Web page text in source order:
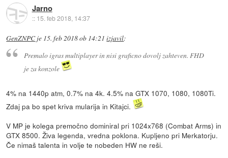
Jarno
:: 15. feb 2018, 14:37
GenZNPCje 15. feb 2018 ob 14:21 izjavil:
Premalo igras multiplayer in nisi graficno dovolj zahteven. FHD
je za konzole
4% na 1440p atm, 0.7% na 4k. 4.5% na GTX 1070, 1080, 1080Ti.
Zdaj pa bo spet kriva mularija in Kitajci.
V MP je kolega premočno dominiral pri 1024x768 (Combat Arms) in
GTX 8500. Živa legenda, vredna poklona. Kupljeno pri Merkatorju.
Če nimaš talenta in volje te nobeden HW ne reši.